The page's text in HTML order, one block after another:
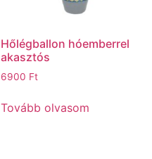
Hőlégballon hóemberrel
akasztós
6900 Ft
Tovább olvasom